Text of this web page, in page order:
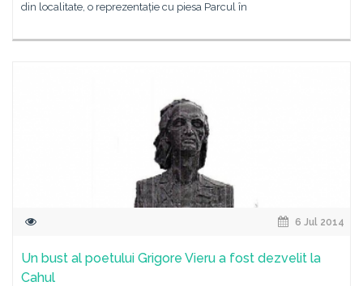
din localitate, o reprezentație cu piesa Parcul în
6 Jul 2014
Un bust al poetului Grigore Vieru a fost dezvelit la
Cahul